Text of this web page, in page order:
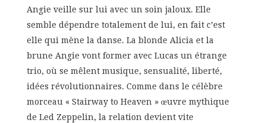
Angie veille sur lui avec un soin jaloux. Elle
semble dépendre totalement de lui, en fait c’est
elle qui mène la danse. La blonde Alicia et la
brune Angie vont former avec Lucas un étrange
trio, où se mêlent musique, sensualité, liberté,
idées révolutionnaires. Comme dans le célèbre
morceau « Stairway to Heaven » œuvre mythique
de Led Zeppelin, la relation devient vite